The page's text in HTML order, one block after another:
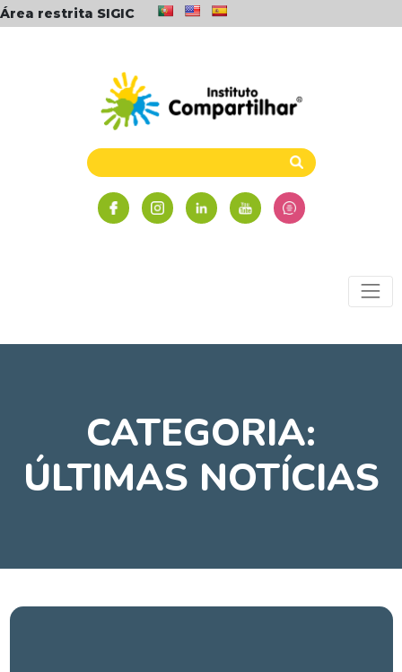
Área restrita SIGIC
CATEGORIA:
ÚLTIMAS NOTÍCIAS